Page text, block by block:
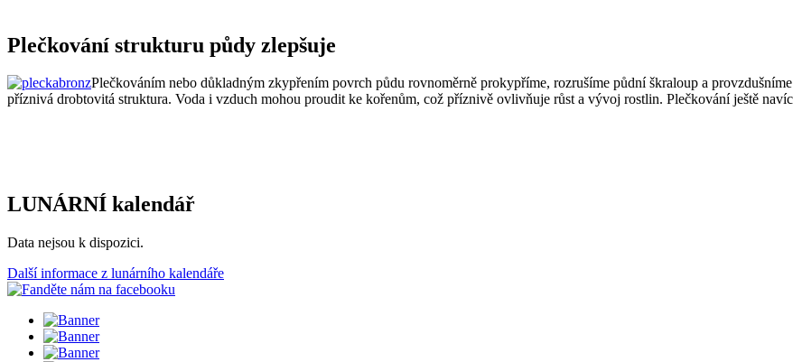
Plečkování strukturu půdy zlepšuje
Plečkováním nebo důkladným zkypřením povrch půdu rovnoměrně prokypříme, rozrušíme půdní škraloup a
příznivá drobtovitá struktura. Voda i vzduch mohou proudit ke kořenům, což příznivě ovlivňuje růst a vývoj rostlin. Plečkování ještě
LUNÁRNÍ kalendář
Data nejsou k dispozici.
Další informace z lunárního kalendáře